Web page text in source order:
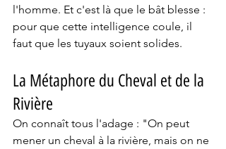
l'homme. Et c'est là que le bât blesse :
pour que cette intelligence coule, il
faut que les tuyaux soient solides.
La Métaphore du Cheval et de la
Rivière
On connaît tous l'adage : "On peut
mener un cheval à la rivière, mais on ne